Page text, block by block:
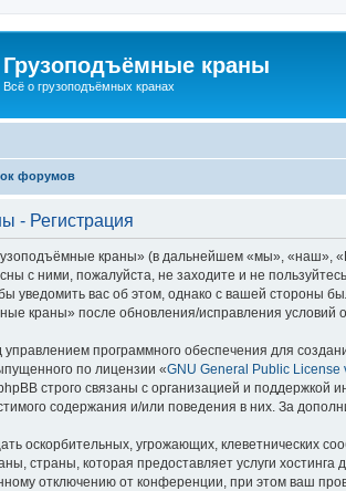
Грузоподъёмные краны
Всё о грузоподъёмных кранах
форумов
- Регистрация
краны» (в дальнейшем «мы», «наш»,
с ними, пожалуйста, не заходите и не
уведомить вас об этом, однако с вашей стороны
краны» после обновления/исправления условий
программного обеспечения для
по лицензии «GNU General Public License
строго связаны с организацией и
содержания и/или поведения в них. За
оскорбительных, угрожающих, клеветнических
страны, которая предоставляет услуги
отключению от конференции, при этом ваш